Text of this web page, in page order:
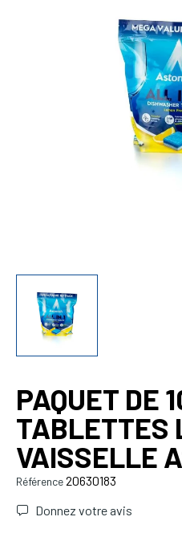
PAQUET DE
TABLETTES
VAISSELLE
Référence20630183
Donnez votre avis